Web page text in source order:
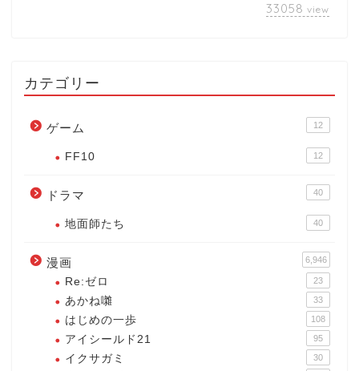
33058 view
カテゴリー
ゲーム 12
FF10 12
ドラマ 40
地面師たち 40
漫画 6,946
Re:ゼロ 23
あかね囃 33
はじめの一歩 108
アイシールド21 95
イクサガミ 30